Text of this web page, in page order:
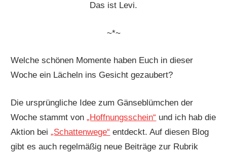
Das ist Levi.
~*~
Welche schönen Momente haben Euch in dieser
Woche ein Lächeln ins Gesicht gezaubert?
Die ursprüngliche Idee zum Gänseblümchen der
Woche stammt von„Hoffnungsschein“ und ich hab die
Aktion bei„Schattenwege“ entdeckt. Auf diesen Blog
gibt es auch regelmäßig neue Beiträge zur Rubrik